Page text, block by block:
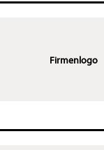
Firmenlogo